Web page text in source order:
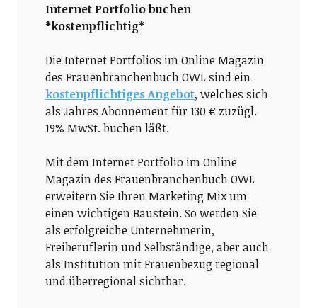
Internet Portfolio buchen
*kostenpflichtig*
Die Internet Portfolios im Online Magazin
des Frauenbranchenbuch OWL sind ein
kostenpflichtiges Angebot, welches sich
als Jahres Abonnement für 130 € zuzügl.
19% MwSt. buchen läßt.
Mit dem Internet Portfolio im Online
Magazin des Frauenbranchenbuch OWL
erweitern Sie Ihren Marketing Mix um
einen wichtigen Baustein. So werden Sie
als erfolgreiche Unternehmerin,
Freiberuflerin und Selbständige, aber auch
als Institution mit Frauenbezug regional
und überregional sichtbar.